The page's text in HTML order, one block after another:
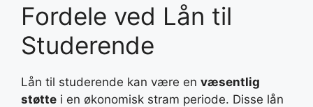
Fordele ved Lån til
Studerende
Lån til studerende kan være en væsentlig
støtte i en økonomisk stram periode. Disse lån